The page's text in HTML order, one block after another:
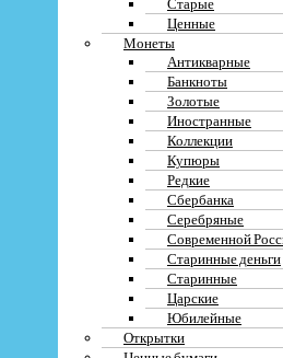
Ценные
Монеты
Антикварные
Банкноты
Золотые
Иностранные
Коллекции
Купюры
Редкие
Сбербанка
Серебряные
Современной
Старинные деньги
Старинные
Царские
Юбилейные
Открытки